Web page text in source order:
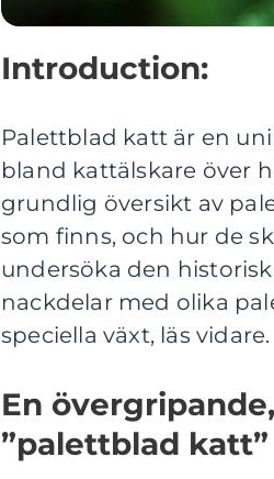
Introduction:
Palettblad katt är en
bland kattälskare över
grundlig översikt av
som finns, och hur de
undersöka den
nackdelar med olika
speciella växt, läs vidare.
En
”palettblad katt”